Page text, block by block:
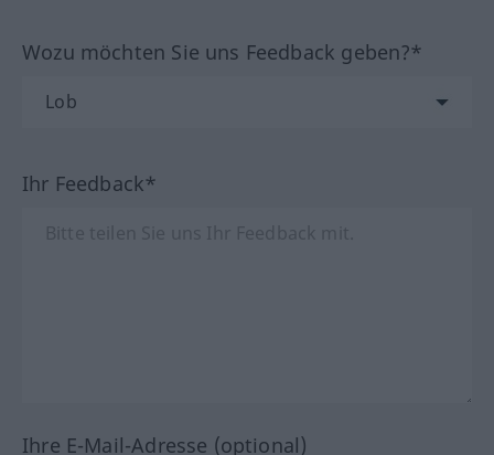
Wozu möchten Sie uns Feedback geben?*
Ihr Feedback*
Ihre E-Mail-Adresse (optional)